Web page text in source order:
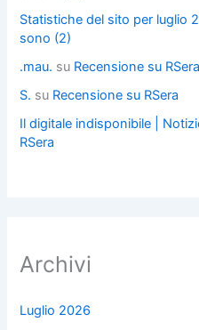
Statistiche del sito per luglio
sono (2)
.mau. su Recensione su RSera
S. su Recensione su RSera
Il digitale indisponibile |
RSera
Archivi
Luglio 2026